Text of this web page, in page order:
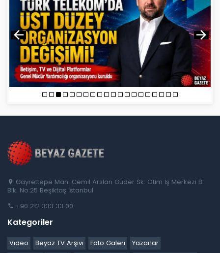
Gayrettepe Mah. Cemil Arslan Güder Sk. Otim İş Merkezi B
Blk. No:25 Beşiktaş İstanbul
+90 212 333 33 00
Kategoriler
Video Beyaz TV Arşivi Foto Galeri
Yazarlar